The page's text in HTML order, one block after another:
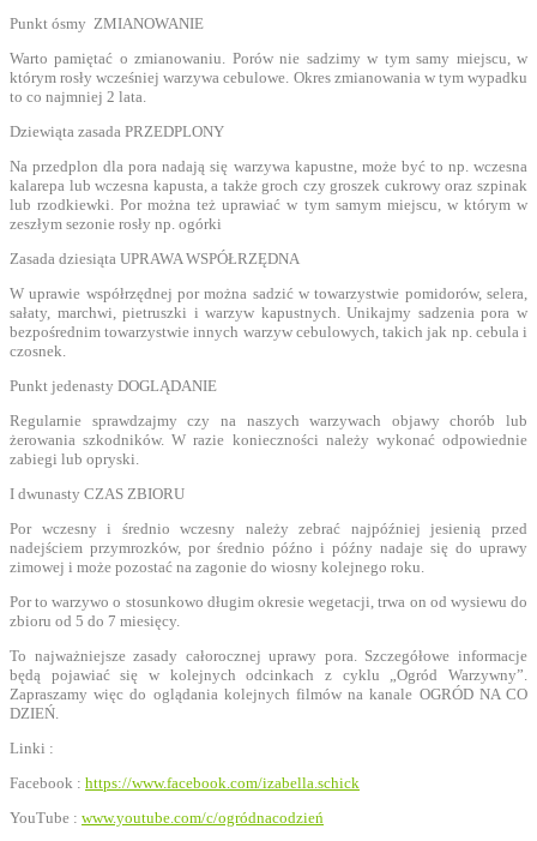
Punkt ósmy ZMIANOWANIE
Warto pamiętać o zmianowaniu. Porów nie sadzimy w tym samy miejscu, w
którym rosły wcześniej warzywa cebulowe. Okres zmianowania w tym wypadku
to co najmniej 2 lata.
Dziewiąta zasada PRZEDPLONY
Na przedplon dla pora nadają się warzywa kapustne, może być to np. wczesna
kalarepa lub wczesna kapusta, a także groch czy groszek cukrowy oraz szpinak
lub rzodkiewki. Por można też uprawiać w tym samym miejscu, w którym w
zeszłym sezonie rosły np. ogórki
Zasada dziesiąta UPRAWA WSPÓŁRZĘDNA
W uprawie współrzędnej por można sadzić w towarzystwie pomidorów, selera,
sałaty, marchwi, pietruszki i warzyw kapustnych. Unikajmy sadzenia pora w
bezpośrednim towarzystwie innych warzyw cebulowych, takich jak np. cebula i
czosnek.
Punkt jedenasty DOGLĄDANIE
Regularnie sprawdzajmy czy na naszych warzywach objawy chorób lub
żerowania szkodników. W razie konieczności należy wykonać odpowiednie
zabiegi lub opryski.
I dwunasty CZAS ZBIORU
Por wczesny i średnio wczesny należy zebrać najpóźniej jesienią przed
nadejściem przymrozków, por średnio późno i późny nadaje się do uprawy
zimowej i może pozostać na zagonie do wiosny kolejnego roku.
Por to warzywo o stosunkowo długim okresie wegetacji, trwa on od wysiewu do
zbioru od 5 do 7 miesięcy.
To najważniejsze zasady całorocznej uprawy pora. Szczegółowe informacje
będą pojawiać się w kolejnych odcinkach z cyklu „Ogród Warzywny”.
Zapraszamy więc do oglądania kolejnych filmów na kanale OGRÓD NA CO
DZIEŃ.
Linki :
Facebook : https://www.facebook.com/izabella.schick
YouTube : www.youtube.com/c/ogródnacodzień